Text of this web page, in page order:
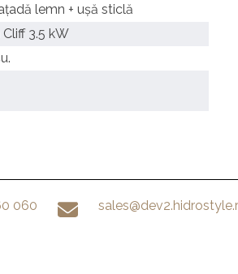
lemn + ușă sticlă
3.5 kW
060